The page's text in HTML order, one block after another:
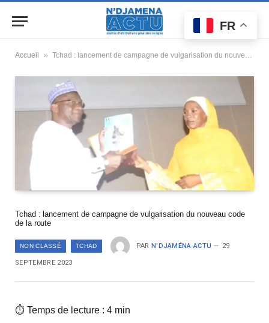
Accueil » Tchad : lancement de campagne de vulgarisation du nouveau code de la route
Tchad : lancement de campagne de vulgarisation du nouveau code
de la route
NON CLASSÉ TCHAD PAR N'DJAMÉNA ACTU 29
SEPTEMBRE 2023
⏱ Temps de lecture : 4 min
FR